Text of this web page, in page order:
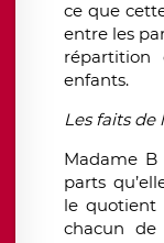
ce que
entre les
répartition
enfants.
Les faits de
Madame
parts
le
chacun